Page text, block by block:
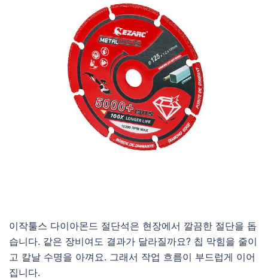
이작툴스 다이아몬드 절단석은 현장에서 깔끔한 절단을 돕
습니다. 같은 장비여도 결과가 달라질까요? 칩 막힘을 줄이
고 칼날 수명을 아껴요. 그래서 작업 흐름이 부드럽게 이어
집니다.